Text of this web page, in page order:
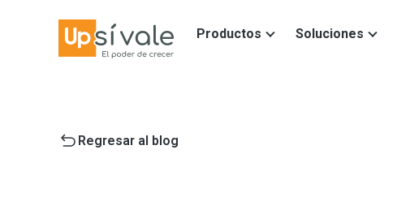
Productos Soluciones
Regresar al blog